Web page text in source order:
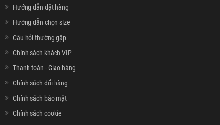
Hướng dẫn đặt hàng
Hướng dẫn chọn size
Câu hỏi thường gặp
Chính sách khách VIP
Thanh toán - Giao hàng
Chính sách đổi hàng
Chính sách bảo mật
Chính sách cookie